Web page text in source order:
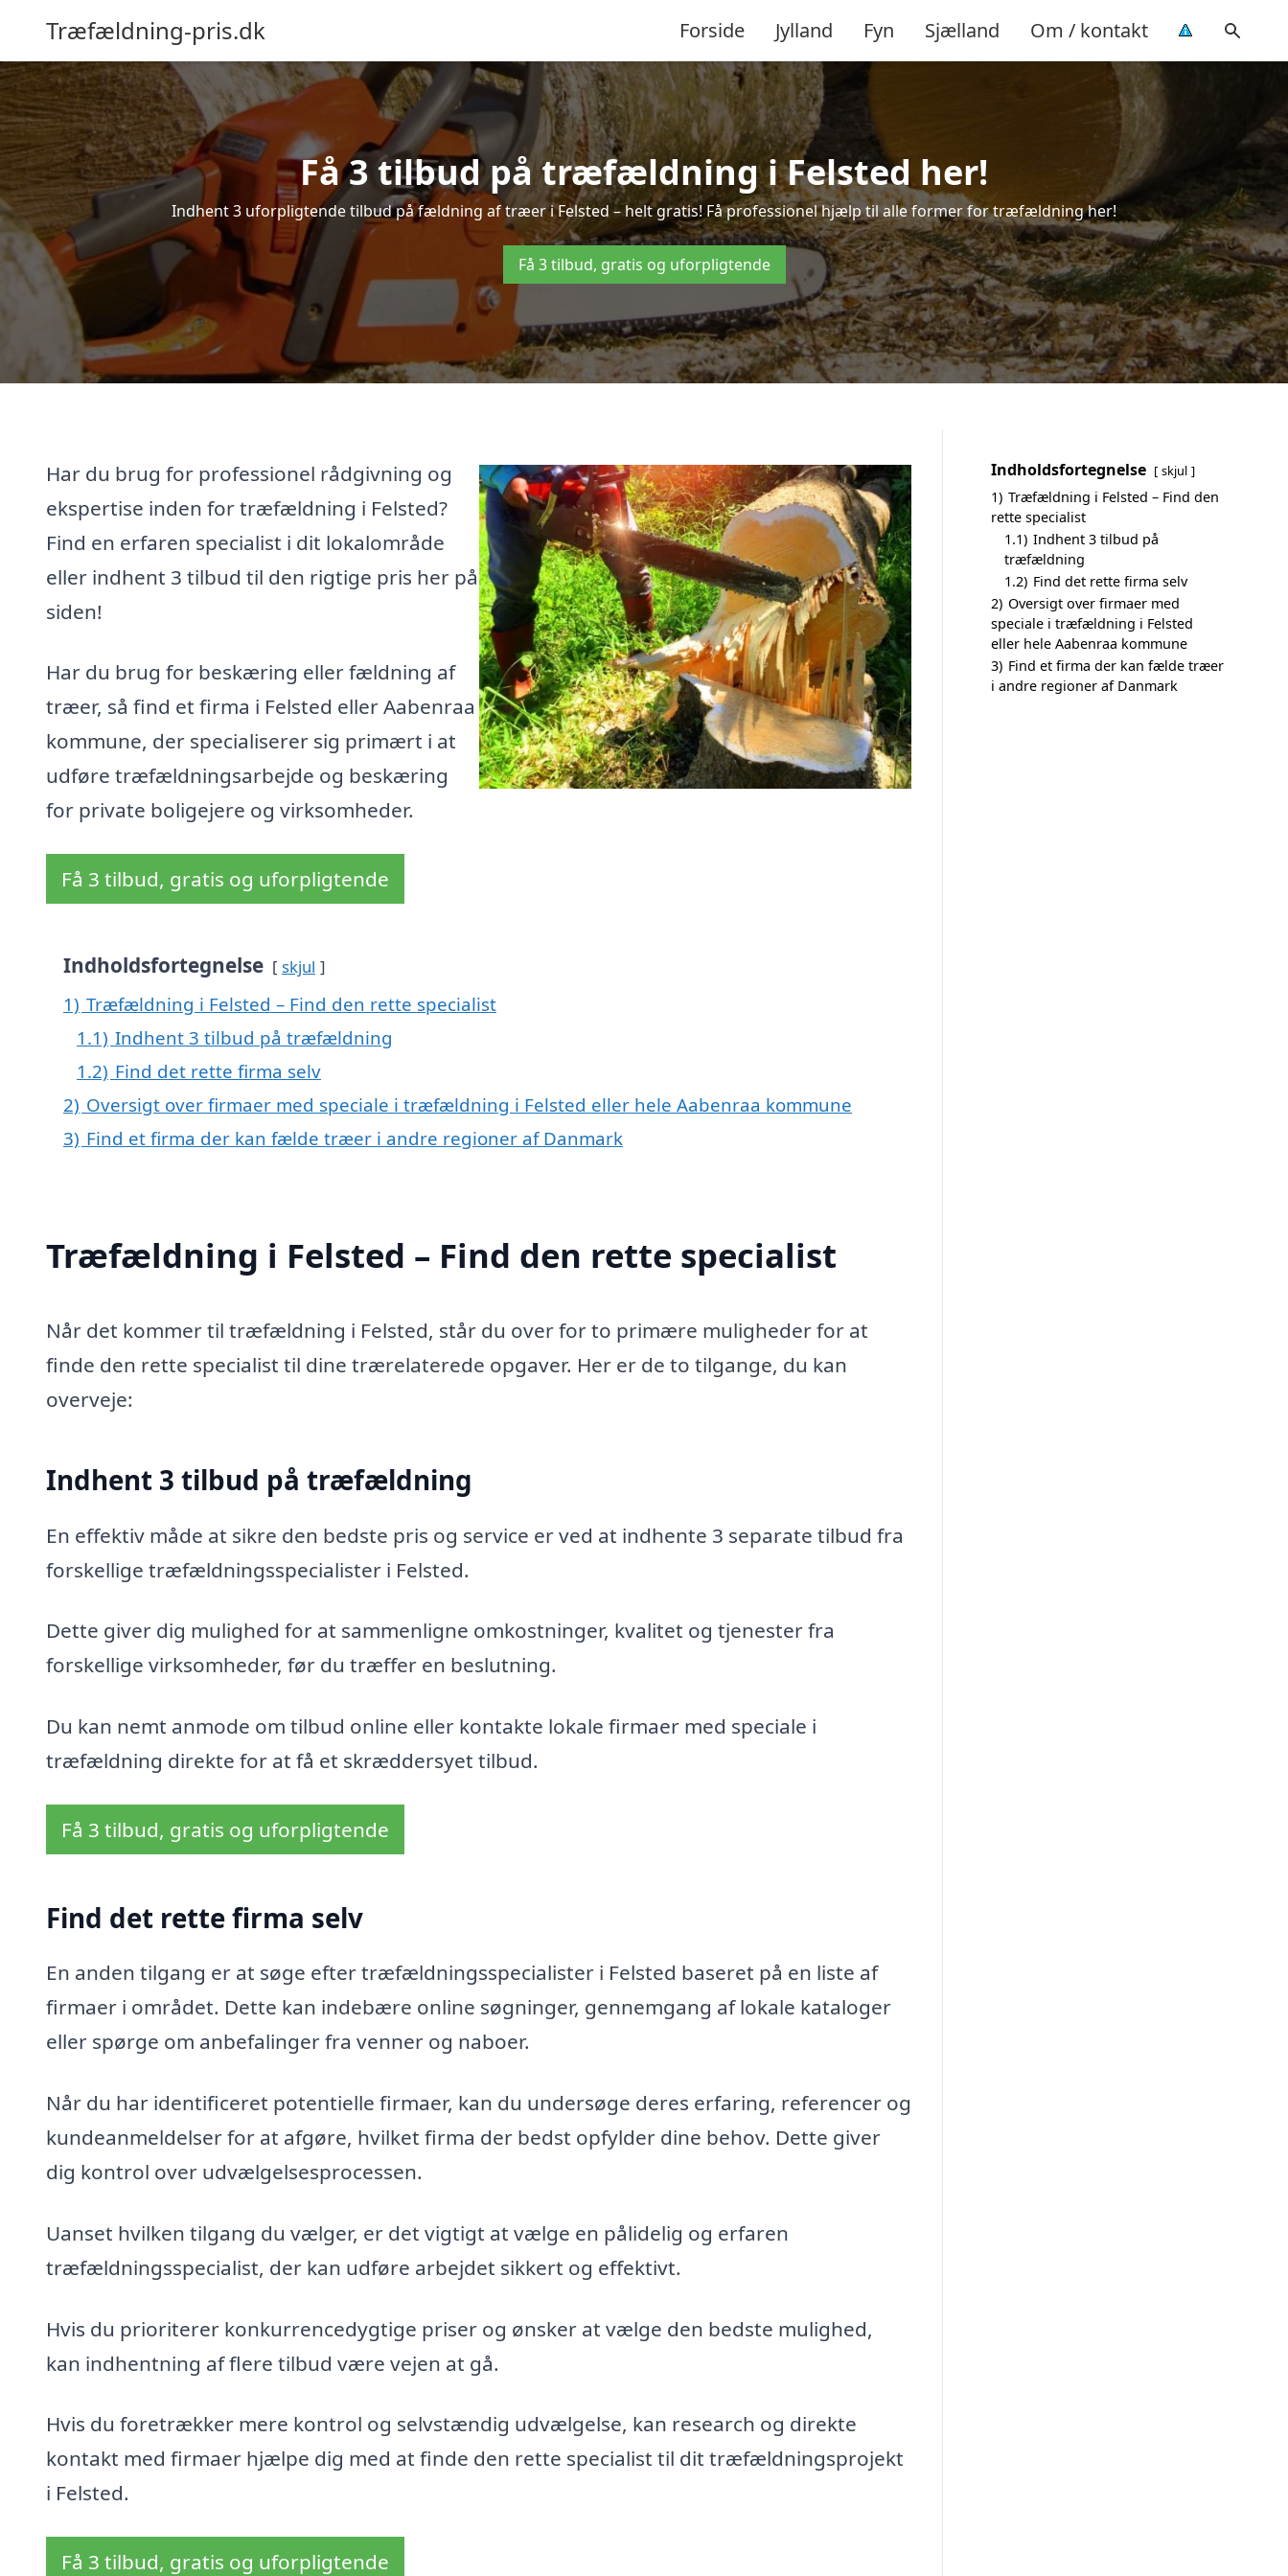
Træfældning-pris.dk Forside Jylland Fyn Sjælland Om / kontakt
Få 3 tilbud på træfældning i Felsted her!
Indhent 3 uforpligtende tilbud på fældning af træer i Felsted – helt gratis! Få professionel hjælp til alle former for træfældning her!
Få 3 tilbud, gratis og uforpligtende
Har du brug for professionel rådgivning og
ekspertise inden for træfældning i Felsted?
Find en erfaren specialist i dit lokalområde
eller indhent 3 tilbud til den rigtige pris her på
siden!
Har du brug for beskæring eller fældning af
træer, så find et firma i Felsted eller Aabenraa
kommune, der specialiserer sig primært i at
udføre træfældningsarbejde og beskæring
for private boligejere og virksomheder.
Få 3 tilbud, gratis og uforpligtende
Indholdsfortegnelse skjul
1) Træfældning i Felsted – Find den rette specialist
1.1) Indhent 3 tilbud på træfældning
1.2) Find det rette firma selv
2) Oversigt over firmaer med speciale i træfældning i Felsted eller hele Aabenraa kommune
3) Find et firma der kan fælde træer i andre regioner af Danmark
Træfældning i Felsted – Find den rette specialist
Når det kommer til træfældning i Felsted, står du over for to primære muligheder for at
finde den rette specialist til dine trærelaterede opgaver. Her er de to tilgange, du kan
overveje:
Indhent 3 tilbud på træfældning
En effektiv måde at sikre den bedste pris og service er ved at indhente 3 separate tilbud fra
forskellige træfældningsspecialister i Felsted.
Dette giver dig mulighed for at sammenligne omkostninger, kvalitet og tjenester fra
forskellige virksomheder, før du træffer en beslutning.
Du kan nemt anmode om tilbud online eller kontakte lokale firmaer med speciale i
træfældning direkte for at få et skræddersyet tilbud.
Få 3 tilbud, gratis og uforpligtende
Find det rette firma selv
En anden tilgang er at søge efter træfældningsspecialister i Felsted baseret på en liste af
firmaer i området. Dette kan indebære online søgninger, gennemgang af lokale kataloger
eller spørge om anbefalinger fra venner og naboer.
Når du har identificeret potentielle firmaer, kan du undersøge deres erfaring, referencer og
kundeanmeldelser for at afgøre, hvilket firma der bedst opfylder dine behov. Dette giver
dig kontrol over udvælgelsesprocessen.
Uanset hvilken tilgang du vælger, er det vigtigt at vælge en pålidelig og erfaren
træfældningsspecialist, der kan udføre arbejdet sikkert og effektivt.
Hvis du prioriterer konkurrencedygtige priser og ønsker at vælge den bedste mulighed,
kan indhentning af flere tilbud være vejen at gå.
Hvis du foretrækker mere kontrol og selvstændig udvælgelse, kan research og direkte
kontakt med firmaer hjælpe dig med at finde den rette specialist til dit træfældningsprojekt
i Felsted.
Få 3 tilbud, gratis og uforpligtende
Indholdsfortegnelse skjul
1) Træfældning i Felsted – Find den
rette specialist
1.1) Indhent 3 tilbud på
træfældning
1.2) Find det rette firma selv
2) Oversigt over firmaer med
speciale i træfældning i Felsted
eller hele Aabenraa kommune
3) Find et firma der kan fælde træer
i andre regioner af Danmark